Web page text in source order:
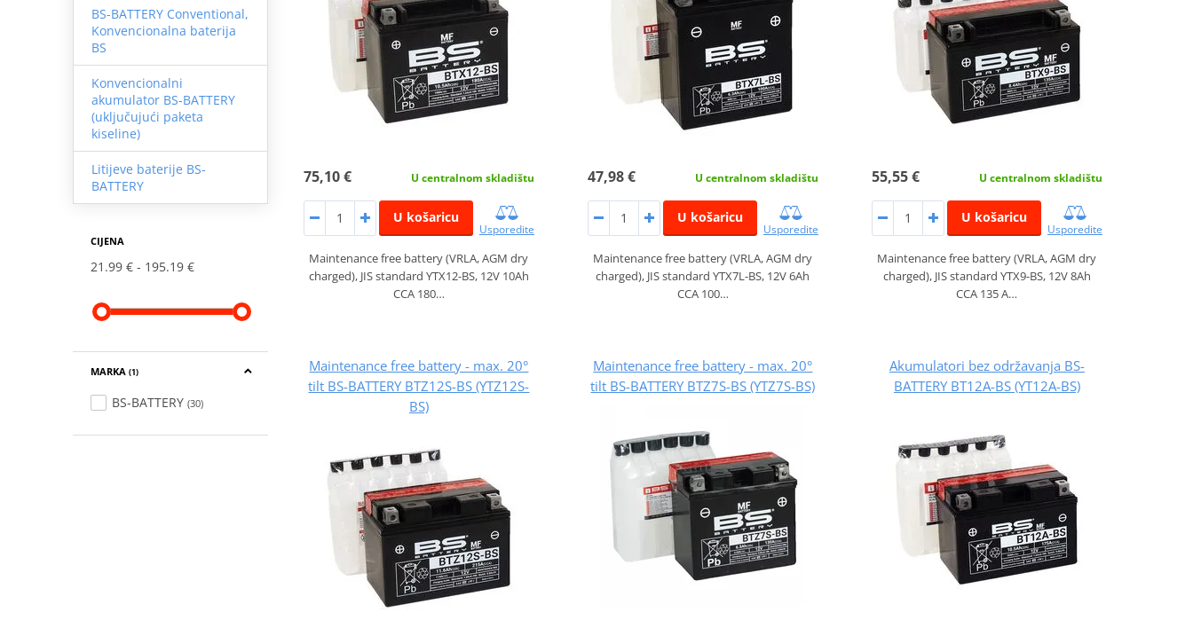
BS-BATTERY Conventional,
Konvencionalna baterija
BS
Konvencionalni
akumulator BS-BATTERY
(uključujući paketa
kiseline)
Litijeve baterije BS-
BATTERY
CIJENA
21.99 € 195.19 €
MARKA (1)
BS-BATTERY (30)
75,10 € U centralnom skladištu
U košaricu
Usporedite
Maintenance free battery (VRLA, AGM dry
charged), JIS standard YTX12-BS, 12V 10Ah
CCA 180…
47,98 € U centralnom skladištu
U košaricu
Usporedite
Maintenance free battery (VRLA, AGM dry
charged), JIS standard YTX7L-BS, 12V 6Ah
CCA 100…
55,55 € U centralnom skladištu
U košaricu
Usporedite
Maintenance free battery (VRLA, AGM dry
charged), JIS standard YTX9-BS, 12V 8Ah
CCA 135 A…
Maintenance free battery - max. 20°
tilt BS-BATTERY BTZ12S-BS (YTZ12S-
BS)
Maintenance free battery - max. 20°
tilt BS-BATTERY BTZ7S-BS (YTZ7S-BS)
Akumulatori bez održavanja BS-
BATTERY BT12A-BS (YT12A-BS)